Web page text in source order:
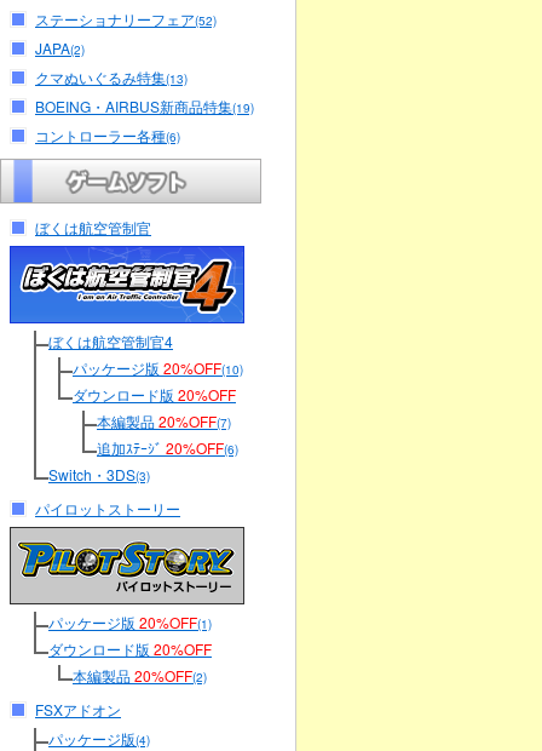
ステーショナリーフェア(52)
JAPA(2)
クマぬいぐるみ特集(13)
BOEING・AIRBUS新商品特集(19)
コントローラー各種(6)
ぼくは航空管制官
ぼくは航空管制官4
パッケージ版 20%OFF(10)
ダウンロード版 20%OFF
本編製品20%OFF(7)
追加ｽﾃｰｼﾞ 20%OFF(6)
Switch・3DS(3)
パイロットストーリー
パッケージ版 20%OFF(1)
ダウンロード版 20%OFF
本編製品20%OFF(2)
FSXアドオン
パッケージ版(4)